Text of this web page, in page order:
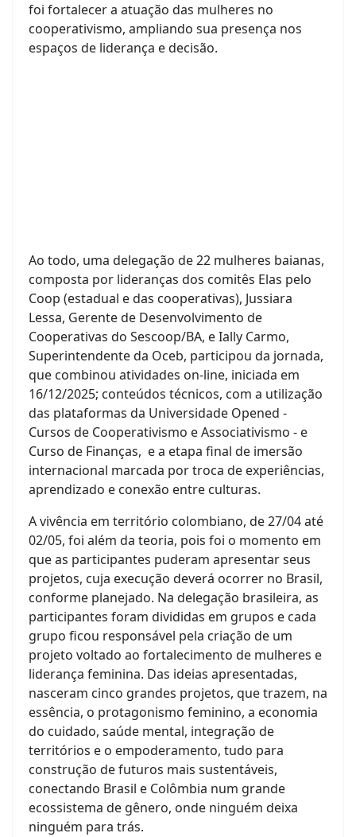
foi fortalecer a atuação das mulheres no
cooperativismo, ampliando sua presença nos
espaços de liderança e decisão.
Ao todo, uma delegação de 22 mulheres baianas,
composta por lideranças dos comitês Elas pelo
Coop (estadual e das cooperativas), Jussiara
Lessa, Gerente de Desenvolvimento de
Cooperativas do Sescoop/BA, e Ially Carmo,
Superintendente da Oceb, participou da jornada,
que combinou atividades on-line, iniciada em
16/12/2025; conteúdos técnicos, com a utilização
das plataformas da Universidade Opened -
Cursos de Cooperativismo e Associativismo - e
Curso de Finanças, e a etapa final de imersão
internacional marcada por troca de experiências,
aprendizado e conexão entre culturas.
A vivência em território colombiano, de 27/04 até
02/05, foi além da teoria, pois foi o momento em
que as participantes puderam apresentar seus
projetos, cuja execução deverá ocorrer no Brasil,
conforme planejado. Na delegação brasileira, as
participantes foram divididas em grupos e cada
grupo ficou responsável pela criação de um
projeto voltado ao fortalecimento de mulheres e
liderança feminina. Das ideias apresentadas,
nasceram cinco grandes projetos, que trazem, na
essência, o protagonismo feminino, a economia
do cuidado, saúde mental, integração de
territórios e o empoderamento, tudo para
construção de futuros mais sustentáveis,
conectando Brasil e Colômbia num grande
ecossistema de gênero, onde ninguém deixa
ninguém para trás.